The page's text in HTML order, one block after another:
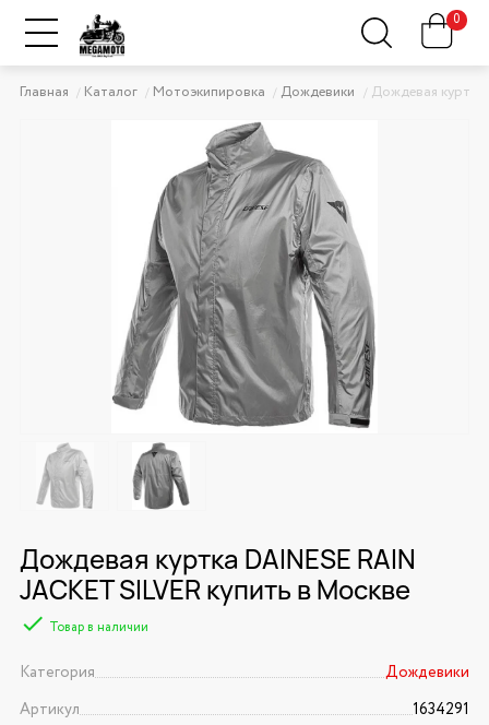
0
Главная Каталог Мотоэкипировка Дождевики Дождевая куртка
Дождевая куртка DAINESE RAIN
JACKET SILVER купить в Москве
Товар в наличии
Категория
Дождевики
Артикул
1634291